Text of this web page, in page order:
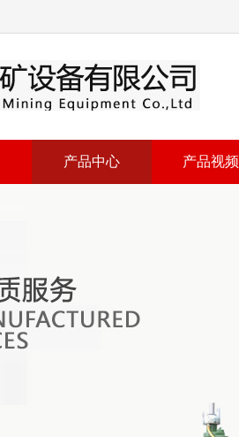
产品中心 产品视频